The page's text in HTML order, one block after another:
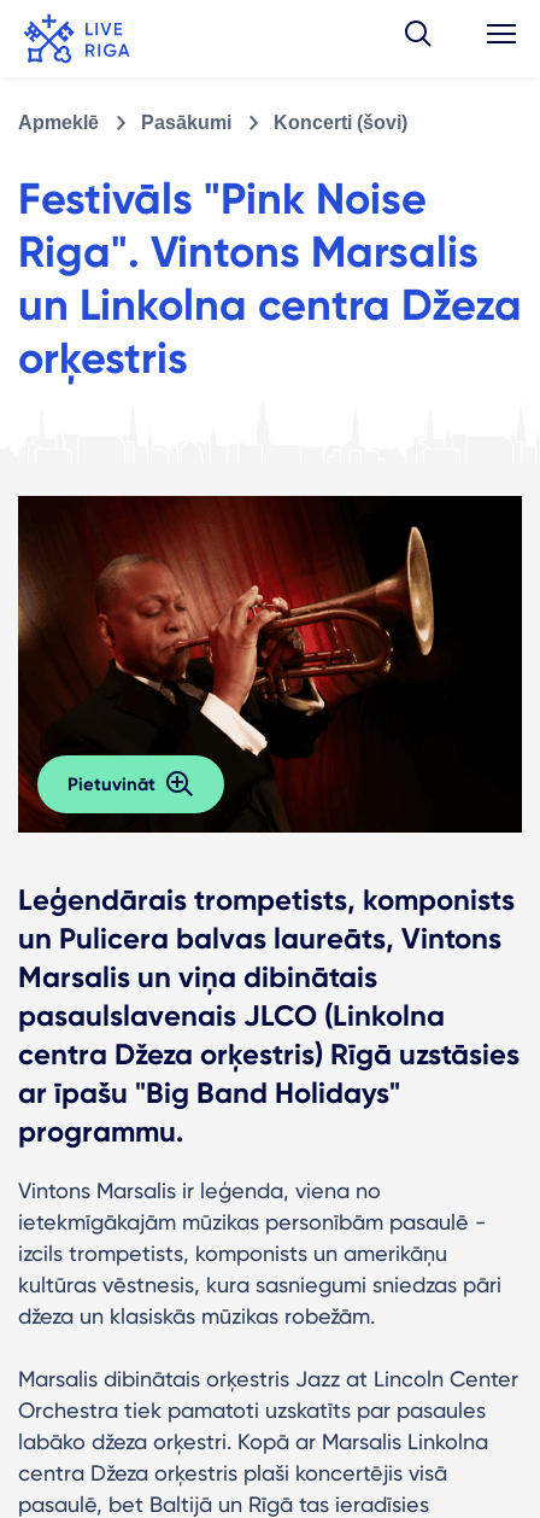
Apmeklē Pasākumi Koncerti (šovi)
Festivāls "Pink Noise
Riga". Vintons Marsalis
un Linkolna centra Džeza
orķestris
Pietuvināt
Leģendārais trompetists, komponists
un Pulicera balvas laureāts, Vintons
Marsalis un viņa dibinātais
pasaulslavenais JLCO (Linkolna
centra Džeza orķestris) Rīgā uzstāsies
ar īpašu "Big Band Holidays"
programmu.
Vintons Marsalis ir leģenda, viena no
ietekmīgākajām mūzikas personībām pasaulē -
izcils trompetists, komponists un amerikāņu
kultūras vēstnesis, kura sasniegumi sniedzas pāri
džeza un klasiskās mūzikas robežām.
Marsalis dibinātais orķestris Jazz at Lincoln Center
Orchestra tiek pamatoti uzskatīts par pasaules
labāko džeza orķestri. Kopā ar Marsalis Linkolna
centra Džeza orķestris plaši koncertējis visā
pasaulē, bet Baltijā un Rīgā tas ieradīsies